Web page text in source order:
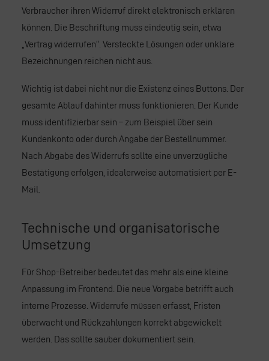
Verbraucher ihren Widerruf direkt elektronisch erklären
können. Die Beschriftung muss eindeutig sein, etwa
„Vertrag widerrufen“. Versteckte Lösungen oder unklare
Bezeichnungen reichen nicht aus.
Wichtig ist dabei nicht nur die Existenz eines Buttons. Der
gesamte Ablauf dahinter muss funktionieren. Der Kunde
muss identifizierbar sein – zum Beispiel über sein
Kundenkonto oder durch Angabe der Bestellnummer.
Nach Abgabe des Widerrufs sollte eine unverzügliche
Bestätigung erfolgen, idealerweise automatisiert per E-
Mail.
Technische und organisatorische
Umsetzung
Für Shop-Betreiber bedeutet das mehr als eine kleine
Anpassung im Frontend. Die neue Vorgabe betrifft auch
interne Prozesse. Widerrufe müssen erfasst, Fristen
überwacht und Rückzahlungen korrekt abgewickelt
werden. Das sollte sauber dokumentiert sein.